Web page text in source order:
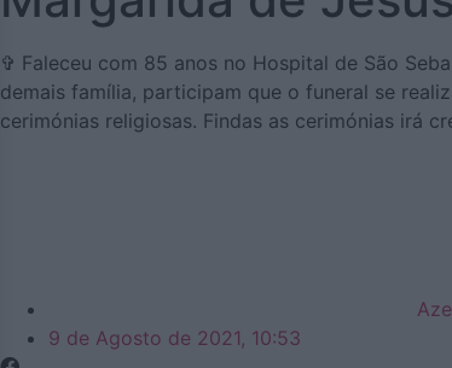
✞ Faleceu com 85 anos no Hospital de São
demais família, participam que o funeral se
cerimónias religiosas. Findas as cerimónias irá
9 de Agosto de 2021, 10:53